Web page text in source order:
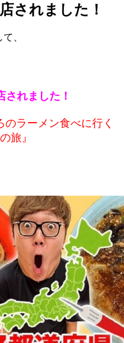
されました！
、
れました！
ラーメン食べに行く
旅』